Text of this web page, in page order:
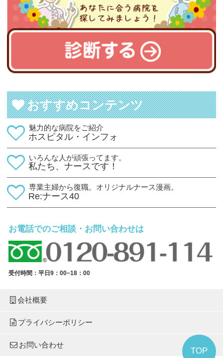
おすすめコンテンツ
魅力的な病院をご紹介
ホスピタル・インフォ
いろんな人が頑張ってます。
私たち、ナースです！
専業主婦から復職。オリジナルナース漫画。
Re:ナース40
TOP
お電話でのご相談・お問い合わせは
受付時間：平日9：00~18：00
会社概要
プライバシーポリシー
お問い合わせ